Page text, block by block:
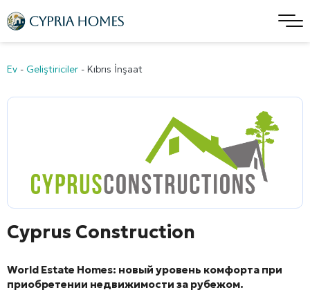
Ev - Geliştiriciler - Kıbrıs İnşaat
Cyprus Construction
World Estate Homes: новый уровень комфорта при
приобретении недвижимости за рубежом.